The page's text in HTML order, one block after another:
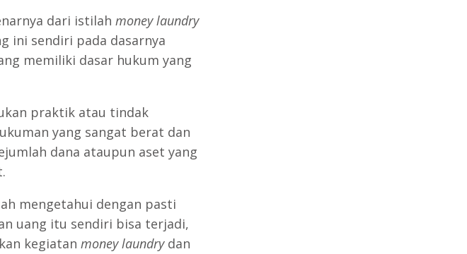
dari istilah money laundry
ini sendiri pada dasarnya
memiliki dasar hukum yang
praktik atau tindak
yang sangat berat dan
dana ataupun aset yang
mengetahui dengan pasti
uang itu sendiri bisa terjadi,
kegiatan money laundrydan